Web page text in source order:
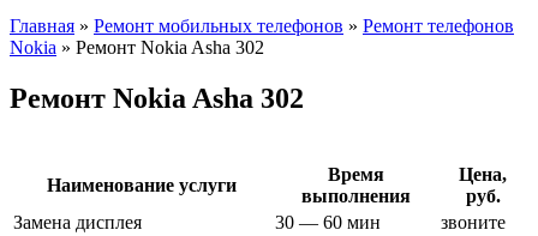
Главная » Ремонт мобильных телефонов » Ремонт телефонов
Nokia » Ремонт Nokia Asha 302
Ремонт Nokia Asha 302
Наименование услуги
Время
выполнения
Цена,
руб.
Замена дисплея
30 — 60 мин
звоните